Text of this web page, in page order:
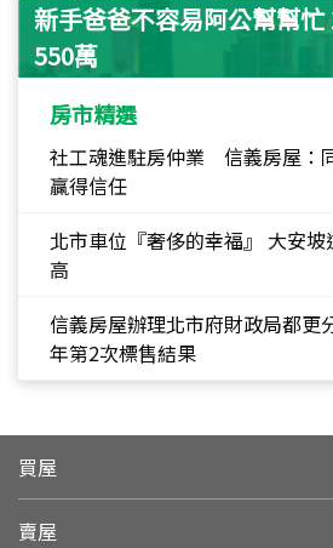
新手爸爸不容易阿公幫幫
550萬
房市精選
社工魂進駐房仲業 信義房屋：
贏得信任
北市車位『奢侈的幸福』 大安
高
信義房屋辦理北市府財政局都更
年第2次標售結果
買屋
賣屋